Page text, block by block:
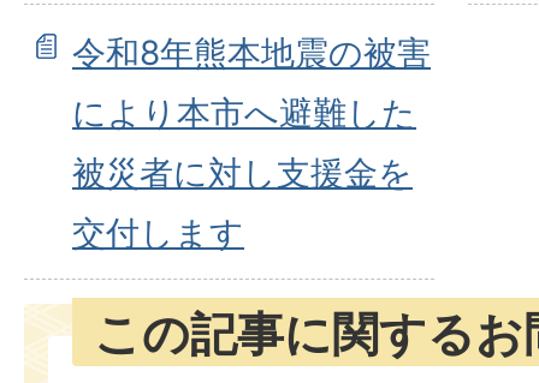
令和8年熊本地震の被害
により本市へ避難した
被災者に対し支援金を
交付します
この記事に関する